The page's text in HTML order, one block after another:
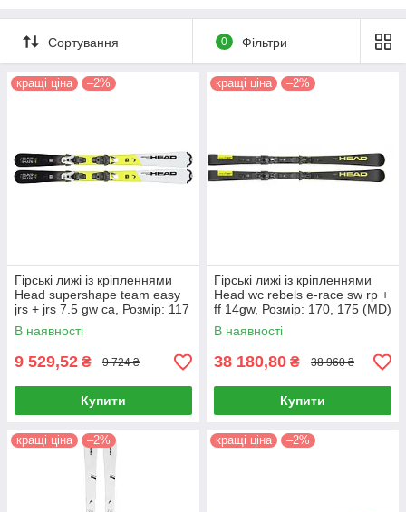
року, гірськолижні туристичні палиці. Подарунки до кожної
покупці!
Розпродаж попередніх колекцій до -70%!
Сортування 0 Фільтри
кращі ціна –2%
Гірські лижі із кріпленнями
Head supershape team easy
jrs + jrs 7.5 gw ca, Розмір: 117
(MD)
В наявності
9 529,52 ₴ 9 724 ₴
Купити
кращі ціна –2%
Гірські лижі із кріпленнями
Head wc rebels e-race sw rp +
ff 14gw, Розмір: 170, 175 (MD)
В наявності
38 180,80 ₴ 38 960 ₴
Купити
кращі ціна –2% кращі ціна –2%